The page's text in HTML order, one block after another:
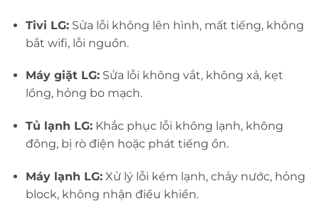
Tivi LG:Sửa lỗi không lên hình, mất tiếng, không
bắt wifi, lỗi nguồn.
Máy giặt LG:Sửa lỗi không vắt, không xả, kẹt
lồng, hỏng bo mạch.
Tủ lạnh LG:Khắc phục lỗi không lạnh, không
đông, bị rò điện hoặc phát tiếng ồn.
Máy lạnh LG:Xử lý lỗi kém lạnh, chảy nước, hỏng
block, không nhận điều khiển.